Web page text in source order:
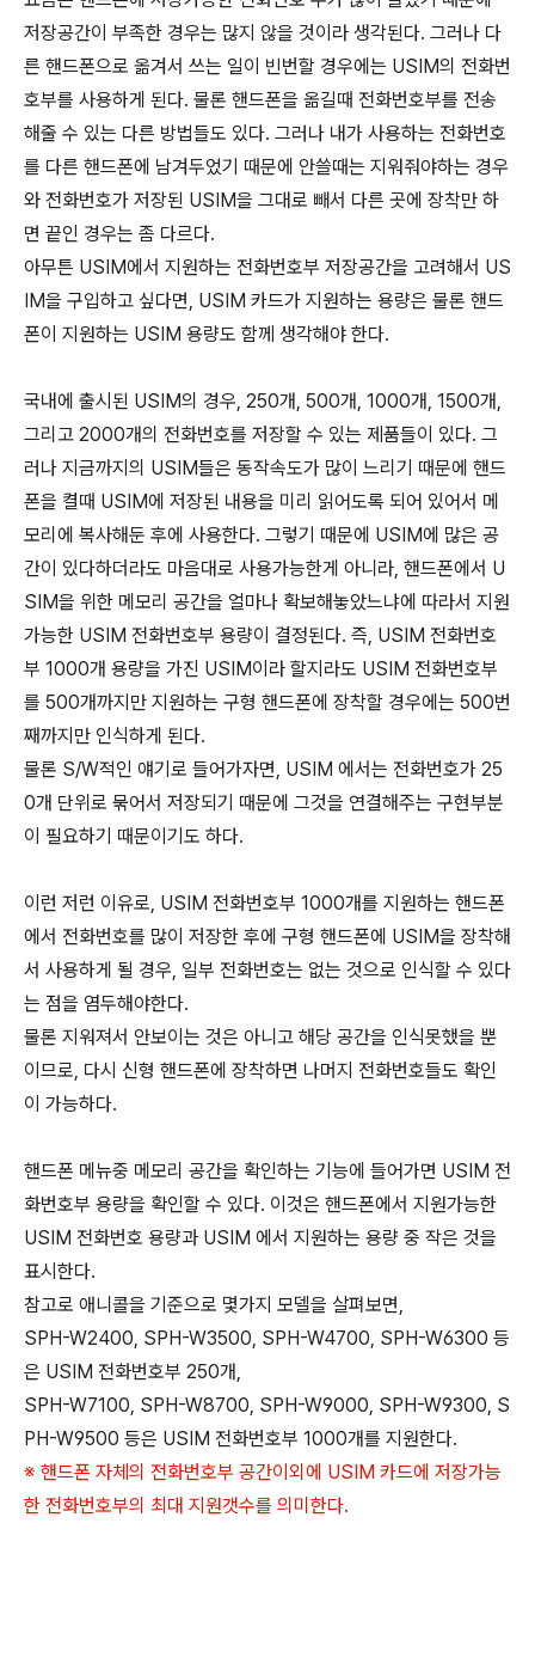
저장공간이 부족한 경우는 많지 않을 것이라 생각된다. 그러나 다
른 핸드폰으로 옮겨서 쓰는 일이 빈번할 경우에는 USIM의 전화번
호부를 사용하게 된다. 물론 핸드폰을 옮길때 전화번호부를 전송
해줄 수 있는 다른 방법들도 있다. 그러나 내가 사용하는 전화번호
를 다른 핸드폰에 남겨두었기 때문에 안쓸때는 지워줘야하는 경우
와 전화번호가 저장된 USIM을 그대로 빼서 다른 곳에 장착만 하
면 끝인 경우는 좀 다르다.
아무튼 USIM에서 지원하는 전화번호부 저장공간을 고려해서 US
IM을 구입하고 싶다면, USIM 카드가 지원하는 용량은 물론 핸드
폰이 지원하는 USIM 용량도 함께 생각해야 한다.
국내에 출시된 USIM의 경우, 250개, 500개, 1000개, 1500개,
그리고 2000개의 전화번호를 저장할 수 있는 제품들이 있다. 그
러나 지금까지의 USIM들은 동작속도가 많이 느리기 때문에 핸드
폰을 켤때 USIM에 저장된 내용을 미리 읽어도록 되어 있어서 메
모리에 복사해둔 후에 사용한다. 그렇기 때문에 USIM에 많은 공
간이 있다하더라도 마음대로 사용가능한게 아니라, 핸드폰에서 U
SIM을 위한 메모리 공간을 얼마나 확보해놓았느냐에 따라서 지원
가능한 USIM 전화번호부 용량이 결정된다. 즉, USIM 전화번호
부 1000개 용량을 가진 USIM이라 할지라도 USIM 전화번호부
를 500개까지만 지원하는 구형 핸드폰에 장착할 경우에는 500번
째까지만 인식하게 된다.
물론 S/W적인 얘기로 들어가자면, USIM 에서는 전화번호가 25
0개 단위로 묶어서 저장되기 때문에 그것을 연결해주는 구현부분
이 필요하기 때문이기도 하다.
이런 저런 이유로, USIM 전화번호부 1000개를 지원하는 핸드폰
에서 전화번호를 많이 저장한 후에 구형 핸드폰에 USIM을 장착해
서 사용하게 될 경우, 일부 전화번호는 없는 것으로 인식할 수 있다
는 점을 염두해야한다.
물론 지워져서 안보이는 것은 아니고 해당 공간을 인식못했을 뿐
이므로, 다시 신형 핸드폰에 장착하면 나머지 전화번호들도 확인
이 가능하다.
핸드폰 메뉴중 메모리 공간을 확인하는 기능에 들어가면 USIM 전
화번호부 용량을 확인할 수 있다. 이것은 핸드폰에서 지원가능한
USIM 전화번호 용량과 USIM 에서 지원하는 용량 중 작은 것을
표시한다.
참고로 애니콜을 기준으로 몇가지 모델을 살펴보면,
SPH-W2400, SPH-W3500, SPH-W4700, SPH-W6300 등
은 USIM 전화번호부 250개,
SPH-W7100, SPH-W8700, SPH-W9000, SPH-W9300, S
PH-W9500 등은 USIM 전화번호부 1000개를 지원한다.
※ 핸드폰 자체의 전화번호부 공간이외에 USIM 카드에 저장가능
한 전화번호부의 최대 지원갯수를 의미한다.